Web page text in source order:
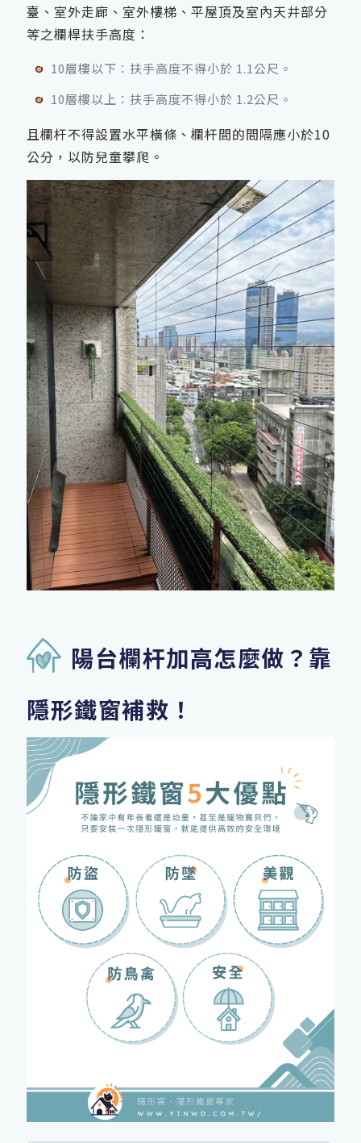
臺、室外走廊、室外樓梯、平屋頂及室內天井部分
等之欄桿扶手高度：
10層樓以下：扶手高度不得小於 1.1公尺。
10層樓以上：扶手高度不得小於 1.2公尺。
且欄杆不得設置水平橫條、欄杆間的間隔應小於10
公分，以防兒童攀爬。
陽台欄杆加高怎麼做？靠
隱形鐵窗補救！